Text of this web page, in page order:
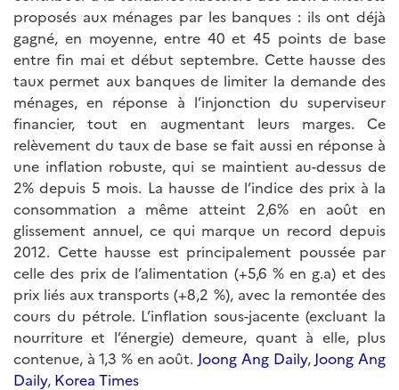
proposés aux ménages par les banques : ils ont déjà
gagné, en moyenne, entre 40 et 45 points de base
entre fin mai et début septembre. Cette hausse des
taux permet aux banques de limiter la demande des
ménages, en réponse à l’injonction du superviseur
financier, tout en augmentant leurs marges. Ce
relèvement du taux de base se fait aussi en réponse à
une inflation robuste, qui se maintient au-dessus de
2% depuis 5 mois. La hausse de l’indice des prix à la
consommation a même atteint 2,6% en août en
glissement annuel, ce qui marque un record depuis
2012. Cette hausse est principalement poussée par
celle des prix de l’alimentation (+5,6 % en g.a) et des
prix liés aux transports (+8,2 %), avec la remontée des
cours du pétrole. L’inflation sous-jacente (excluant la
nourriture et l’énergie) demeure, quant à elle, plus
contenue, à 1,3 % en août. Joong Ang Daily, Joong Ang
Daily, Korea Times